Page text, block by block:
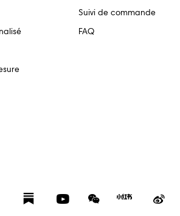
Suivi de commande
FAQ
FacebookSubstack YouTubeWeChat
Red